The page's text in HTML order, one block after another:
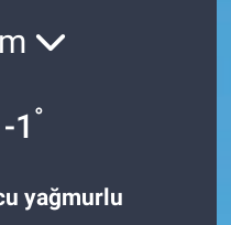
-1 °
yağmurlu